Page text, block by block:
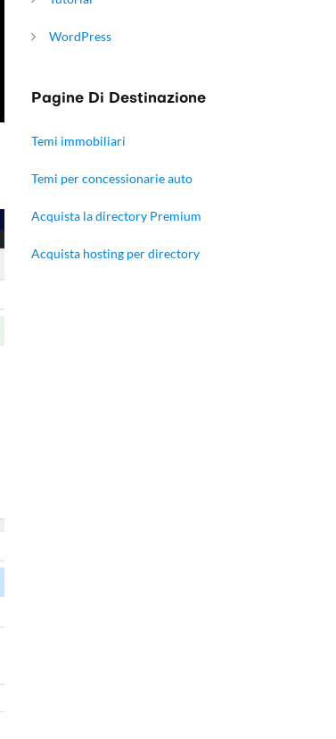
WordPress
Pagine Di Destinazione
Temi immobiliari
Temi per concessionarie auto
Acquista la directory Premium
Acquista hosting per directory